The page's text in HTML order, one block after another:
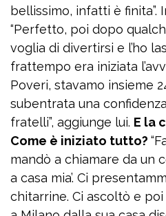
bellissimo, infatti è finita”.
“Perfetto, poi dopo
voglia di divertirsi e l’ho
frattempo era iniziata
Poveri, stavamo insieme
subentrata una
fratelli”, aggiunge lui. E la
Come è iniziato tutto?
mandò a chiamare da un
a casa mia’. Ci
chitarrine. Ci ascoltò e